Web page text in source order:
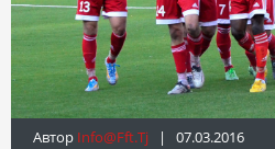
Автор Info@fft.tj | 07.03.2016